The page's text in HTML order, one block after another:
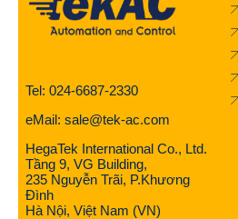
Tel: 024-6687-2330
eMail: sale@tek-ac.com
HegaTek International Co., Ltd.
Tầng 9, VG Building,
235 Nguyễn Trãi, P.Khương
Đình
Hà Nội, Việt Nam (VN)